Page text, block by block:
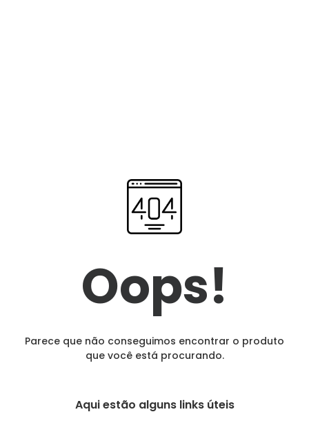
Oops!
Parece que não conseguimos encontrar o produto
que você está procurando.
Aqui estão alguns links úteis